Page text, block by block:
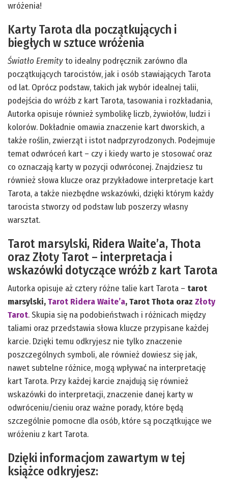
wróżenia!
Karty Tarota dla początkujących i
biegłych w sztuce wróżenia
Światło Eremityto idealny podręcznik zarówno dla
początkujących tarocistów, jak i osób stawiających Tarota
od lat. Oprócz podstaw, takich jak wybór idealnej talii,
podejścia do wróżb z kart Tarota, tasowania i rozkładania,
Autorka opisuje również symbolikę liczb, żywiołów, ludzi i
kolorów. Dokładnie omawia znaczenie kart dworskich, a
także roślin, zwierząt i istot nadprzyrodzonych. Podejmuje
temat odwróceń kart – czy i kiedy warto je stosować oraz
co oznaczają karty w pozycji odwróconej. Znajdziesz tu
również słowa klucze oraz przykładowe interpretacje kart
Tarota, a także niezbędne wskazówki, dzięki którym każdy
tarocista stworzy od podstaw lub poszerzy własny
warsztat.
Tarot marsylski, Ridera Waite’a, Thota
oraz Złoty Tarot – interpretacja i
wskazówki dotyczące wróżb z kart Tarota
Autorka opisuje aż cztery różne talie kart Tarota – tarot
marsylski,Tarot Ridera Waite’a, Tarot Thota oraz Złoty
Tarot. Skupia się na podobieństwach i różnicach między
taliami oraz przedstawia słowa klucze przypisane każdej
karcie. Dzięki temu odkryjesz nie tylko znaczenie
poszczególnych symboli, ale również dowiesz się jak,
nawet subtelne różnice, mogą wpływać na interpretację
kart Tarota. Przy każdej karcie znajdują się również
wskazówki do interpretacji, znaczenie danej karty w
odwróceniu/cieniu oraz ważne porady, które będą
szczególnie pomocne dla osób, które są początkujące we
wróżeniu z kart Tarota.
Dzięki informacjom zawartym w tej
książce odkryjesz: